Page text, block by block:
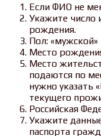
Если ФИО не
Укажите число
рождения.
Пол: «мужской»
Место
Место
подаются по
нужно указать
текущего
Российская
Укажите
паспорта